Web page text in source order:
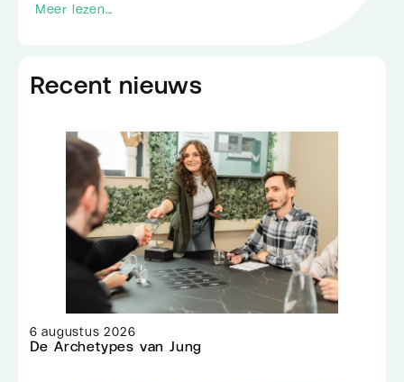
Meer lezen...
Recent nieuws
6 augustus 2026
De Archetypes van Jung